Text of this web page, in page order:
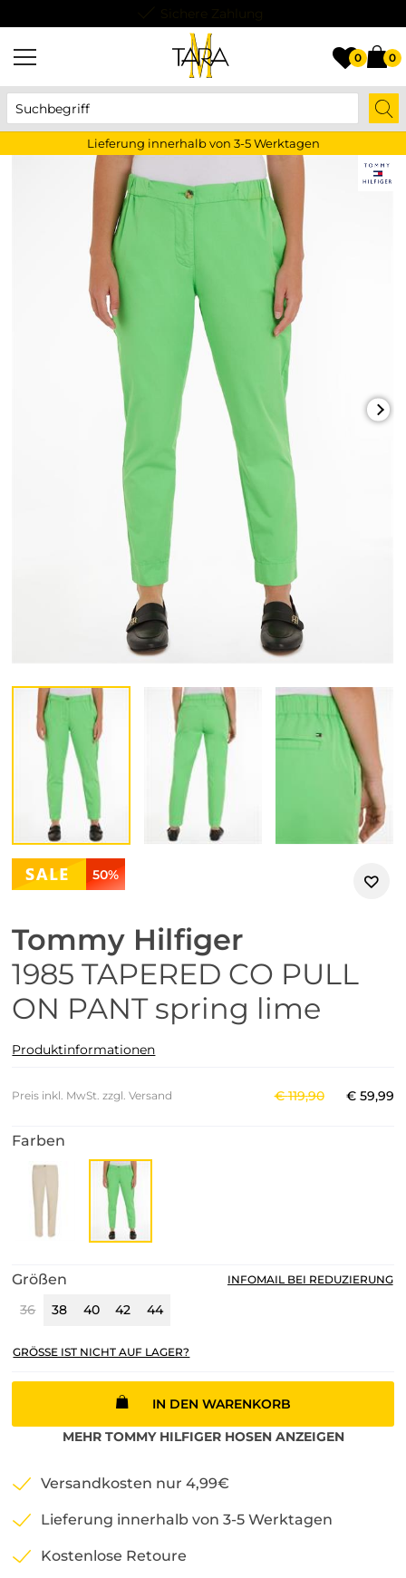
0 0
Lieferung innerhalb von 3-5 Werktagen
50%
Tommy Hilfiger
1985 TAPERED CO PULL
ON PANT spring lime
Produktinformationen
Preis inkl. MwSt. zzgl. Versand €119,90 € 59,99
Farben
Größen
36 38 40 42 44
INFOMAIL BEI REDUZIERUNG
GRÖSSE IST NICHT AUF LAGER?
IN DEN WARENKORB
MEHR TOMMY HILFIGER HOSENANZEIGEN
Versandkosten nur 4,99€
Lieferung innerhalb von 3-5 Werktagen
Kostenlose Retoure